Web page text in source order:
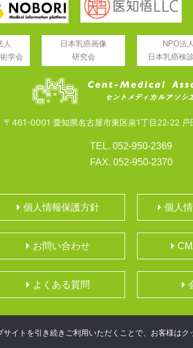
人
学会
日本乳癌画像
研究会
NPO法人
日本乳癌検
〒461-0001 愛知県名古屋市東区泉1丁目22‐22
TEL. 052-950-2369
FAX. 052-950-2370
個人情報保護方針 個人
お問い合わせ
よくある質問
COPYRIGHT© Cent-Medical Associates All
トを引き続きご利用いただくことで、お客様はク